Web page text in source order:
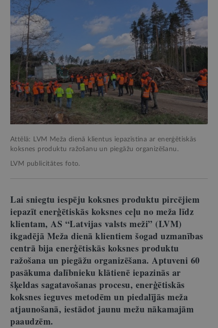
Attēlā: LVM Meža dienā klientus iepazīstina ar enerģētiskās
koksnes produktu ražošanu un piegāžu organizēšanu.
LVM publicitātes foto.
Lai sniegtu iespēju koksnes produktu pircējiem
iepazīt enerģētiskās koksnes ceļu no meža līdz
klientam, AS “Latvijas valsts meži” (LVM)
ikgadējā Meža dienā klientiem šogad uzmanības
centrā bija enerģētiskās koksnes produktu
ražošana un piegāžu organizēšana. Aptuveni 60
pasākuma dalībnieku klātienē iepazinās ar
šķeldas sagatavošanas procesu, enerģētiskās
koksnes ieguves metodēm un piedalījās meža
atjaunošanā, iestādot jaunu mežu nākamajām
paaudzēm.